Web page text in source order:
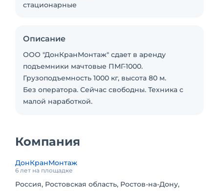
стационарные
Описание
ООО "ДонКранМонтаж" сдает в аренду
подъемники мачтовые ПМГ-1000.
Грузоподъемность 1000 кг, высота 80 м.
Без оператора. Сейчас свободны. Техника с
малой наработкой.
Компания
ДонКранМонтаж
6 лет на площадке
Россия, Ростовская область, Ростов-на-Дону,